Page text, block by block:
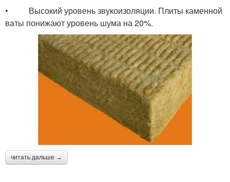
• Высокий уровень звукоизоляции. Плиты каменной
ваты понижают уровень шума на 20%.
читать дальше →